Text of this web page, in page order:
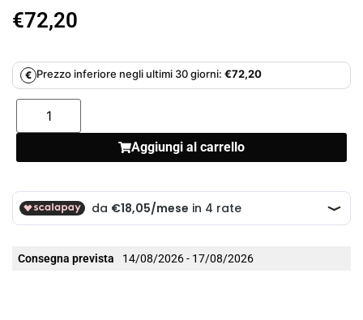
€72,20
€ Prezzo inferiore negli ultimi 30 giorni: €72,20
Aggiungi al carrello
Consegna prevista 14/08/2026 - 17/08/2026